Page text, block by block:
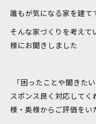
誰もが気になる家を建て
そんな家づくりを考えて
様にお聞きしました
「困ったことや聞きた
スポンス良く対応して
様・奥様からご評価をい